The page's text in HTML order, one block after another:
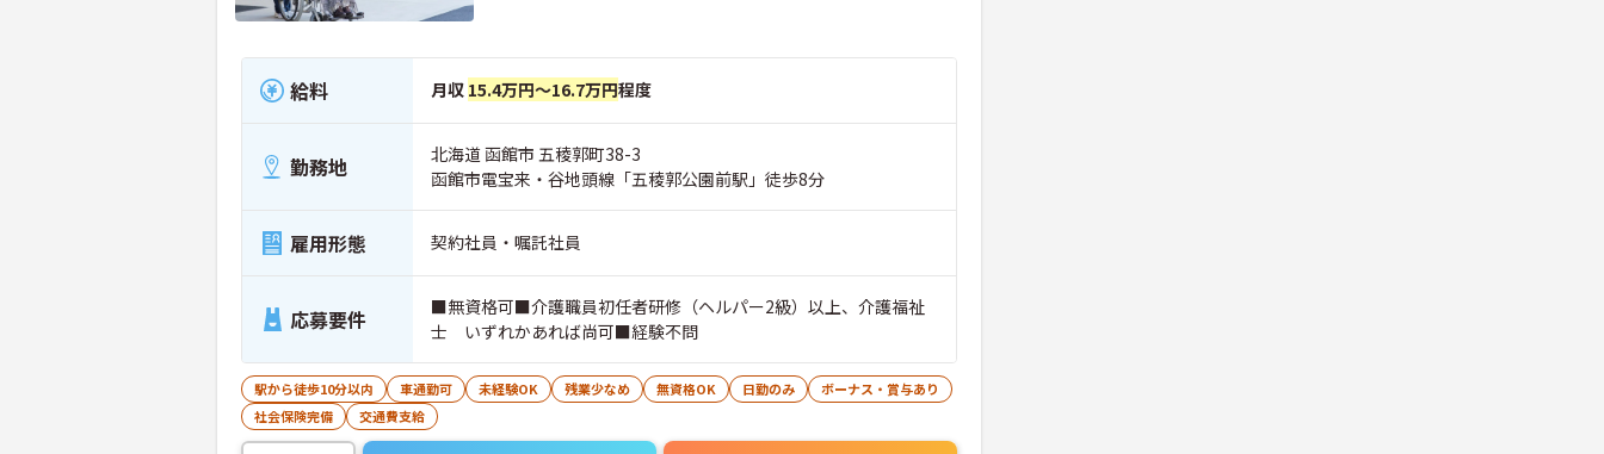
給料 月収 15.4万円～16.7万円程度
勤務地
北海道 函館市 五稜郭町38-3
函館市電宝来・谷地頭線「五稜郭公園前駅」徒歩8分
雇用形態 契約社員・嘱託社員
応募要件
■無資格可■介護職員初任者研修（ヘルパー2級）以上、介護福祉
士 いずれかあれば尚可■経験不問
駅から徒歩10分以内 車通勤可 未経験OK 残業少なめ 無資格OK 日勤のみ
ボーナス・賞与あり
社会保険完備
交通費支給